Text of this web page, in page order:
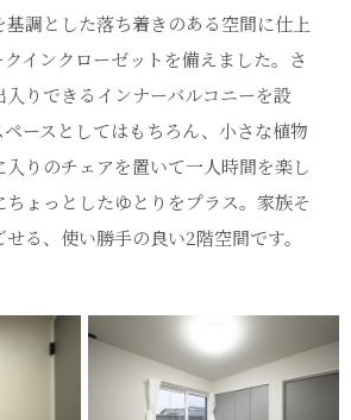
調とした落ち着きのある空間に仕上
インクローゼットを備えました。さ
入りできるインナーバルコニーを設
ースとしてはもちろん、小さな植物
入りのチェアを置いて一人時間を楽し
ょっとしたゆとりをプラス。家族そ
る、使い勝手の良い2階空間です。